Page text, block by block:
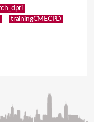
trainingCMECPD